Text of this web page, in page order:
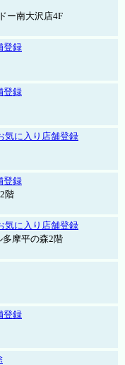
ー南大沢店4F
登録
登録
気に入り店舗登録
登録
階
気に入り店舗登録
摩平の森2階
登録